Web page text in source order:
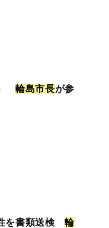
」輪島市長が参
を書類送検輪